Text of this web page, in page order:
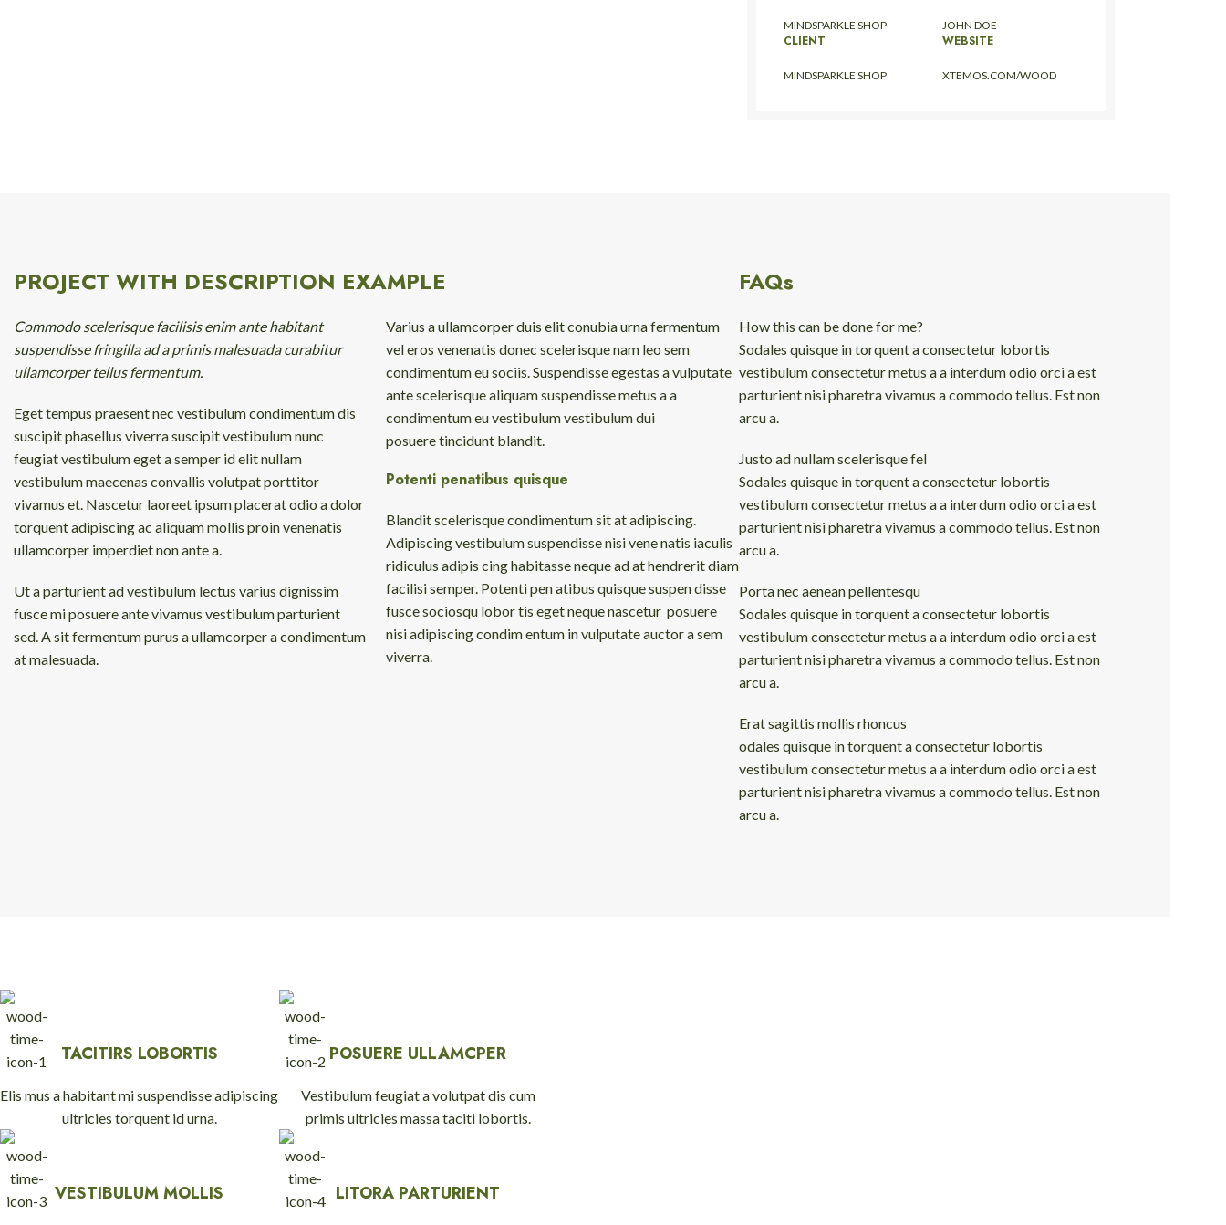
MINDSPARKLE SHOP JOHN DOE
CLIENT
MINDSPARKLE SHOP
WEBSITE
XTEMOS.COM/WOOD
PROJECT WITH DESCRIPTION EXAMPLE
Commodo scelerisque facilisis enim ante habitant
suspendisse fringilla ad a primis malesuada curabitur
ullamcorper tellus fermentum.
Eget tempus praesent nec vestibulum condimentum dis
suscipit phasellus viverra suscipit vestibulum nunc
feugiat vestibulum eget a semper id elit nullam
vestibulum maecenas convallis volutpat porttitor
vivamus et. Nascetur laoreet ipsum placerat odio a dolor
torquent adipiscing ac aliquam mollis proin venenatis
ullamcorper imperdiet non ante a.
Ut a parturient ad vestibulum lectus varius dignissim
fusce mi posuere ante vivamus vestibulum parturient
sed. A sit fermentum purus a ullamcorper a condimentum
at malesuada.
Varius a ullamcorper duis elit conubia urna fermentum
vel eros venenatis donec scelerisque nam leo sem
condimentum eu sociis. Suspendisse egestas a vulputate
ante scelerisque aliquam suspendisse metus a a
condimentum eu vestibulum vestibulum dui
posuere tincidunt blandit.
Potenti penatibus quisque
Blandit scelerisque condimentum sit at adipiscing.
Adipiscing vestibulum suspendisse nisi vene natis iaculis
ridiculus adipis cing habitasse neque ad at hendrerit diam
facilisi semper. Potenti pen atibus quisque suspen disse
fusce sociosqu lobor tis eget neque nascetur posuere
nisi adipiscing condim entum in vulputate auctor a sem
viverra.
FAQs
How this can be done for me?
Sodales quisque in torquent a consectetur lobortis
vestibulum consectetur metus a a interdum odio orci a est
parturient nisi pharetra vivamus a commodo tellus. Est non
arcu a.
Justo ad nullam scelerisque fel
Sodales quisque in torquent a consectetur lobortis
vestibulum consectetur metus a a interdum odio orci a est
parturient nisi pharetra vivamus a commodo tellus. Est non
arcu a.
Porta nec aenean pellentesqu
Sodales quisque in torquent a consectetur lobortis
vestibulum consectetur metus a a interdum odio orci a est
parturient nisi pharetra vivamus a commodo tellus. Est non
arcu a.
Erat sagittis mollis rhoncus
odales quisque in torquent a consectetur lobortis
vestibulum consectetur metus a a interdum odio orci a est
parturient nisi pharetra vivamus a commodo tellus. Est non
arcu a.
TACITIRS LOBORTIS
Elis mus a habitant mi suspendisse adipiscing
ultricies torquent id urna.
VESTIBULUM MOLLIS
POSUERE ULLAMCPER
Vestibulum feugiat a volutpat dis cum
primis ultricies massa taciti lobortis.
LITORA PARTURIENT